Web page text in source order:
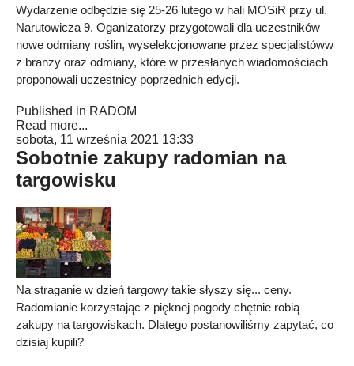
Wydarzenie odbędzie się 25-26 lutego w hali MOSiR przy ul.
Narutowicza 9. Oganizatorzy przygotowali dla uczestników
nowe odmiany roślin, wyselekcjonowane przez specjalistóww
z branży oraz odmiany, które w przesłanych wiadomościach
proponowali uczestnicy poprzednich edycji.
Published in RADOM
Read more...
sobota, 11 września 2021 13:33
Sobotnie zakupy radomian na
targowisku
Na straganie w dzień targowy takie słyszy się... ceny.
Radomianie korzystając z pięknej pogody chętnie robią
zakupy na targowiskach. Dlatego postanowiliśmy zapytać, co
dzisiaj kupili?